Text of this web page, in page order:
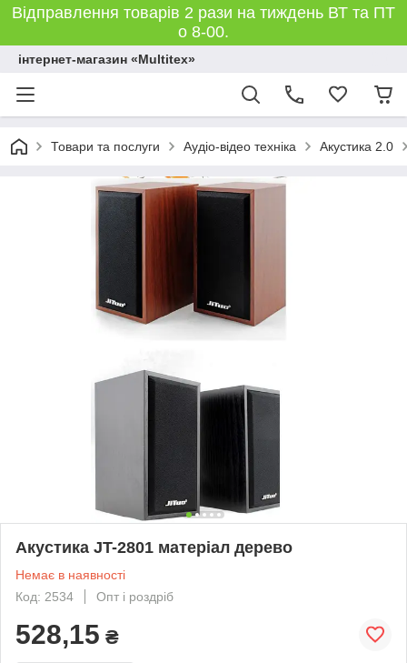
Відправлення товарів 2 рази на тиждень ВТ та ПТ
о 8-00.
інтернет-магазин «Multitex»
Товари та послуги Аудіо-відео техніка Акустика 2.0
Акустика JT-2801 матеріал дерево
Немає в наявності
Код: 2534
Опт і роздріб
528,15 ₴